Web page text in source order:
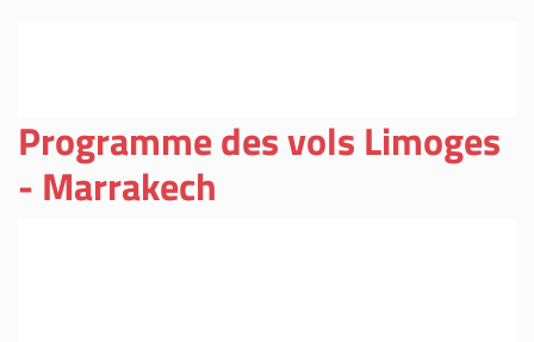
Programme des vols Limoges
- Marrakech